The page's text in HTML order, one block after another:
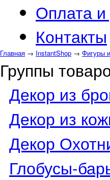
Оплата и
Контакты
Главная → InstantShop → Фигуры
Группы
Декор из
Декор из
Декор
Глобусы-